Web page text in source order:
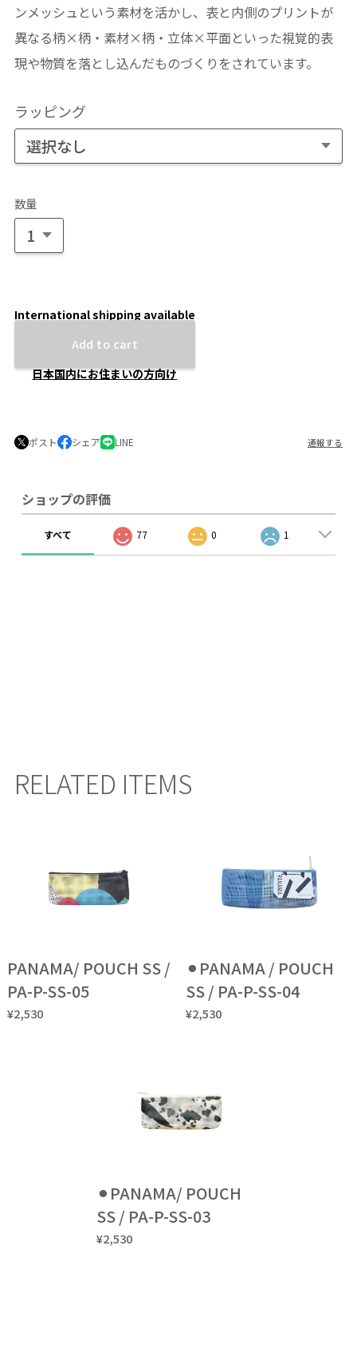
ンメッシュという素材を活かし、表と内側のプリントが
異なる柄×柄・素材×柄・立体×平面といった視覚的表
現や物質を落とし込んだものづくりをされています。
ラッピング
数量
International shipping available
Add to cart
日本国内にお住まいの方向け
ポスト シェア LINE 通報する
ショップの評価
すべて 77 0 1
RELATED ITEMS
PANAMA/ POUCH SS /
PA-P-SS-05
¥2,530
⚫︎PANAMA / POUCH
SS / PA-P-SS-04
¥2,530
⚫︎PANAMA/ POUCH
SS / PA-P-SS-03
¥2,530